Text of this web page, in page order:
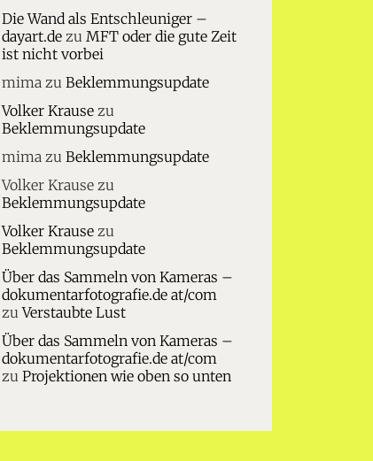
Die Wand als Entschleuniger –
dayart.dezu MFT oder die gute Zeit
ist nicht vorbei
mimazu Beklemmungsupdate
Volker Krausezu
Beklemmungsupdate
mimazu Beklemmungsupdate
Volker Krausezu
Beklemmungsupdate
Volker Krausezu
Beklemmungsupdate
Über das Sammeln von Kameras –
dokumentarfotografie.de at/com
zuVerstaubte Lust
Über das Sammeln von Kameras –
dokumentarfotografie.de at/com
zu Projektionen wie oben so unten